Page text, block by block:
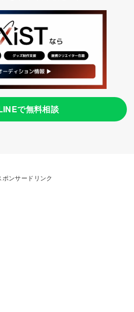
で無料相談
ポンサードリンク